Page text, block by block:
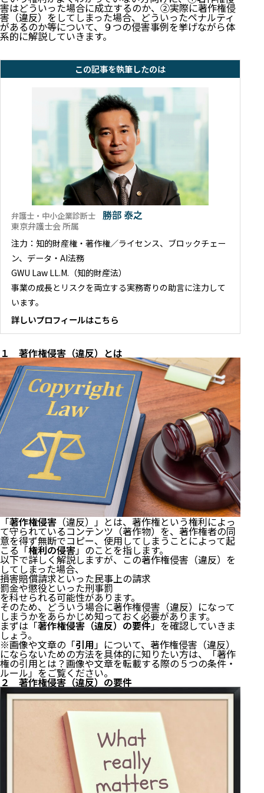
害はどういった場合に成立するのか、②実際に著作権侵
害（違反）をしてしまった場合、どういったペナルティ
があるのか等について、９つの侵害事例を挙げながら体
系的に解説していきます。
この記事を執筆したのは
弁護士・中小企業診断士 勝部 泰之
東京弁護士会 所属
注力：知的財産権・著作権／ライセンス、ブロックチェー
ン、データ・AI法務
GWU Law LL.M.（知的財産法）
事業の成長とリスクを両立する実務寄りの助言に注力して
います。
詳しいプロフィールはこちら
１ 著作権侵害（違反）とは
「著作権侵害（違反）」とは、著作権という権利によっ
て守られているコンテンツ（著作物）を、著作権者の同
意を得ず無断でコピー、使用してしまうことによって起
こる「権利の侵害」のことを指します。
以下で詳しく解説しますが、この著作権侵害（違反）を
してしまった場合、
損害賠償請求といった民事上の請求
罰金や懲役といった刑事罰
を科せられる可能性があります。
そのため、どういう場合に著作権侵害（違反）になって
しまうかをあらかじめ知っておく必要があります。
まずは「著作権侵害（違反）の要件」を確認していきま
しょう。
※画像や文章の「引用 」について、著作権侵害（違反）
にならないための方法を具体的に知りたい方は、「著作
権の引用とは？画像や文章を転載する際の５つの条件・
ルール」をご覧ください。
２ 著作権侵害（違反）の要件